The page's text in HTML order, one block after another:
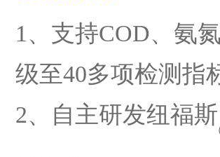
1、支持COD、氨
级至40多项检测指
2、自主研发纽福斯